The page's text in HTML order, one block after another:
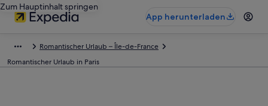
Zum Hauptinhalt springen
App herunterladen
Romantischer Urlaub – Île-de-France
Romantischer Urlaub in Paris